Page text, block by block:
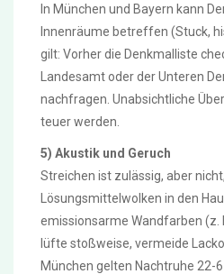
In München und Bayern kann
Innenräume betreffen (Stuck,
gilt: Vorher die Denkmalliste
Landesamt oder der Unteren
nachfragen. Unabsichtliche
teuer werden.
5) Akustik und Geruch
Streichen ist zulässig, aber
Lösungsmittelwolken in den
emissionsarme Wandfarben (z.
lüfte stoßweise, vermeide
München gelten Nachtruhe 22-6